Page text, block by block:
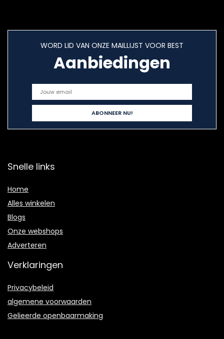
WORD LID VAN ONZE MAILLIJST VOOR BEST
Aanbiedingen
Snelle links
Home
Alles winkelen
Blogs
Onze webshops
Adverteren
Verklaringen
Privacybeleid
algemene voorwaarden
Gelieerde openbaarmaking